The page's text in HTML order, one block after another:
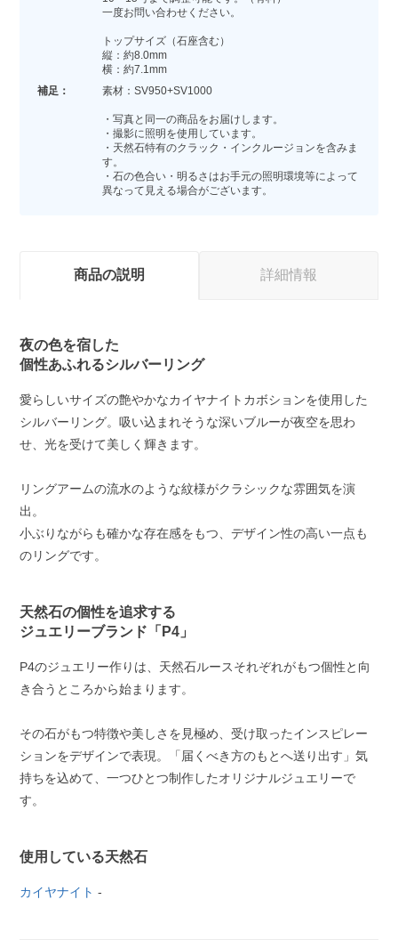
一度お問い合わせください。
トップサイズ（石座含む）
縦：約8.0mm
横：約7.1mm
補足：
素材：SV950+SV1000
・写真と同一の商品をお届けします。
・撮影に照明を使用しています。
・天然石特有のクラック・インクルージョンを含みま
す。
・石の色合い・明るさはお手元の照明環境等によって
異なって見える場合がございます。
商品の説明 詳細情報
夜の色を宿した
個性あふれるシルバーリング
愛らしいサイズの艶やかなカイヤナイトカボションを使用した
シルバーリング。吸い込まれそうな深いブルーが夜空を思わ
せ、光を受けて美しく輝きます。
リングアームの流水のような紋様がクラシックな雰囲気を演
出。
小ぶりながらも確かな存在感をもつ、デザイン性の高い一点も
のリングです。
天然石の個性を追求する
ジュエリーブランド「P4」
P4のジュエリー作りは、天然石ルースそれぞれがもつ個性と向
き合うところから始まります。
その石がもつ特徴や美しさを見極め、受け取ったインスピレー
ションをデザインで表現。「届くべき方のもとへ送り出す」気
持ちを込めて、一つひとつ制作したオリジナルジュエリーで
す。
使用している天然石
カイヤナイト -